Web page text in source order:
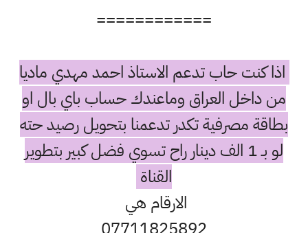
============
اذا كنت حاب تدعم الاستاذ احمد مهدي ماديا
من داخل العراق وماعندك حساب باي بال او
بطاقة مصرفية تكدر تدعمنا بتحويل رصيد حته
لو بـ 1 الف دينار راح تسوي فضل كبير بتطوير
القناة
الارقام هي